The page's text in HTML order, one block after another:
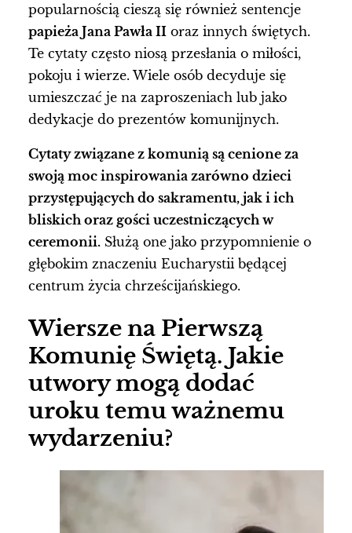
popularnością cieszą się również sentencje
papieża Jana Pawła II oraz innych świętych.
Te cytaty często niosą przesłania o miłości,
pokoju i wierze. Wiele osób decyduje się
umieszczać je na zaproszeniach lub jako
dedykacje do prezentów komunijnych.
Cytaty związane z komunią są cenione za
swoją moc inspirowania zarówno dzieci
przystępujących do sakramentu, jak i ich
bliskich oraz gości uczestniczących w
ceremonii. Służą one jako przypomnienie o
głębokim znaczeniu Eucharystii będącej
centrum życia chrześcijańskiego.
Wiersze na Pierwszą
Komunię Świętą. Jakie
utwory mogą dodać
uroku temu ważnemu
wydarzeniu?